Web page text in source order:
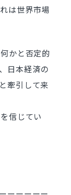
は世界市場
かと否定的
日本経済の
牽引して来
信じてい